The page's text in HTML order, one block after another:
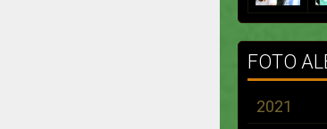
FOTO
2021